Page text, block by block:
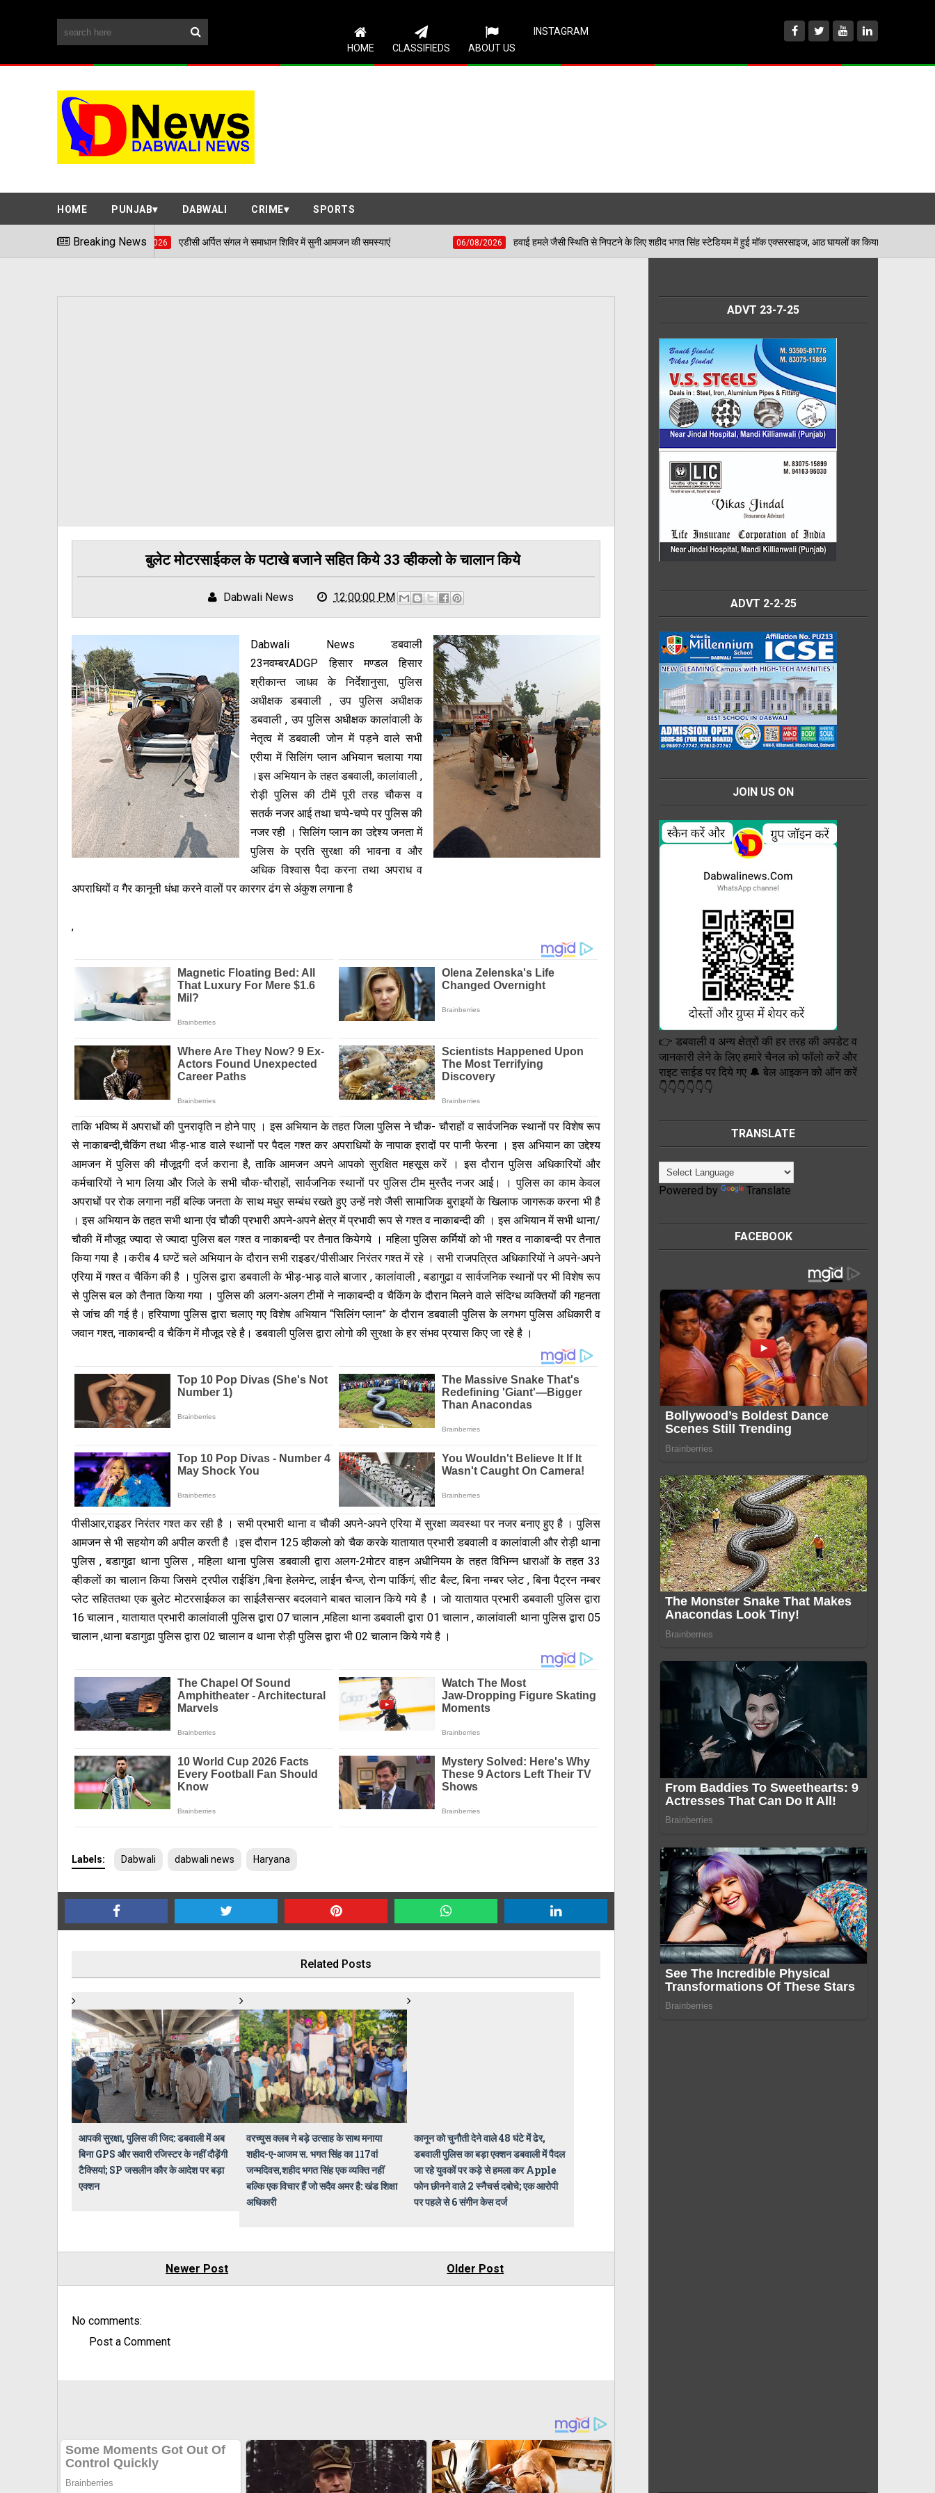
HOME CLASSIFIEDS ABOUT US
INSTAGRAM
HOME PUNJAB DABWALI CRIME SPORTS
Breaking News
06/08/2026 एडीसी अर्पित संगल ने समाधान शिविर में सुनी आमजन की समस्याएं 06/08/2026 हवाई हमले जैसी स्थिति से निपटने के लिए शहीद भगत सिंह स्टेडियम में हुई मॉक एक्सरसाइज, आठ घायलों का किया गया रेस्क्यू
बुलेट मोटरसाईकल के पटाखे बजाने सहित किये 33 व्हीकलो के चालान किये
Dabwali News 12:00:00 PM
Dabwali News डबवाली
23नवम्बरADGP हिसार मण्डल हिसार
श्रीकान्त जाधव के निर्देशानुसा, पुलिस
अधीक्षक डबवाली , उप पुलिस अधीक्षक
डबवाली , उप पुलिस अधीक्षक कालांवाली के
नेतृत्व में डबवाली जोन में पड़ने वाले सभी
एरीया में सिलिंग प्लान अभियान चलाया गया
।इस अभियान के तहत डबवाली, कालांवाली ,
रोड़ी पुलिस की टीमें पूरी तरह चौकस व
सतर्क नजर आई तथा चप्पे-चप्पे पर पुलिस की
नजर रही । सिलिंग प्लान का उद्देश्य जनता में
पुलिस के प्रति सुरक्षा की भावना व और
अधिक विश्वास पैदा करना तथा अपराध व
अपराधियों व गैर कानूनी धंधा करने वालों पर कारगर ढंग से अंकुश लगाना है
,
ताकि भविष्य में अपराधों की पुनरावृति न होने पाए । इस अभियान के तहत जिला पुलिस ने चौक- चौराहों व सार्वजनिक स्थानों पर विशेष रूप
से नाकाबन्दी,चैकिंग तथा भीड़-भाड वाले स्थानों पर पैदल गश्त कर अपराधियों के नापाक इरादों पर पानी फेरना । इस अभियान का उद्देश्य
आमजन में पुलिस की मौजूदगी दर्ज कराना है, ताकि आमजन अपने आपको सुरक्षित महसूस करें । इस दौरान पुलिस अधिकारियों और
कर्मचारियों ने भाग लिया और जिले के सभी चौक-चौराहों, सार्वजनिक स्थानों पर पुलिस टीम मुस्तैद नजर आई। । पुलिस का काम केवल
अपराधों पर रोक लगाना नहीं बल्कि जनता के साथ मधुर सम्बंध रखते हुए उन्हें नशे जैसी सामाजिक बुराइयों के खिलाफ जागरूक करना भी है
। इस अभियान के तहत सभी थाना एंव चौकी प्रभारी अपने-अपने क्षेत्र में प्रभावी रूप से गश्त व नाकाबन्दी की । इस अभियान में सभी थाना/
चौकी में मौजूद ज्यादा से ज्यादा पुलिस बल गश्त व नाकाबन्दी पर तैनात कियेगये । महिला पुलिस कर्मियों को भी गश्त व नाकाबन्दी पर तैनात
किया गया है ।करीब 4 घण्टें चले अभियान के दौरान सभी राइडर/पीसीआर निरंतर गश्त में रहे । सभी राजपत्रित अधिकारियों ने अपने-अपने
एरिया में गश्त व चैकिंग की है । पुलिस द्वारा डबवाली के भीड़-भाड़ वाले बाजार , कालांवाली , बडागुढा व सार्वजनिक स्थानों पर भी विशेष रूप
से पुलिस बल को तैनात किया गया । पुलिस की अलग-अलग टीमों ने नाकाबन्दी व चैकिंग के दौरान मिलने वाले संदिग्ध व्यक्तियों की गहनता
से जांच की गई है। हरियाणा पुलिस द्वारा चलाए गए विशेष अभियान “सिलिंग प्लान” के दौरान डबवाली पुलिस के लगभग पुलिस अधिकारी व
जवान गश्त, नाकाबन्दी व चैकिंग में मौजूद रहे है। डबवाली पुलिस द्वारा लोगो की सुरक्षा के हर संभव प्रयास किए जा रहे है ।
पीसीआर,राइडर निरंतर गश्त कर रही है । सभी प्रभारी थाना व चौकी अपने-अपने एरिया में सुरक्षा व्यवस्था पर नजर बनाए हुए है । पुलिस
आमजन से भी सहयोग की अपील करती है ।इस दौरान 125 व्हीकलो को चैक करके यातायात प्रभारी डबवाली व कालांवाली और रोड़ी थाना
पुलिस , बडागुढा थाना पुलिस , महिला थाना पुलिस डबवाली द्वारा अलग-2मोटर वाहन अधीनियम के तहत विभिन्न धाराओं के तहत 33
व्हीकलों का चालान किया जिसमे ट्रपील राईडिंग ,बिना हेलमेन्ट, लाईन चैन्ज, रोन्ग पार्किगं, सीट बैल्ट, बिना नम्बर प्लेट , बिना पैट्रन नम्बर
प्लेट सहिततथा एक बुलेट मोटरसाईकल का साईलैसन्सर बदलवाने बाबत चालान किये गये है । जो यातायात प्रभारी डबवाली पुलिस द्वारा
16 चालान , यातायात प्रभारी कालांवाली पुलिस द्वारा 07 चालान ,महिला थाना डबवाली द्वारा 01 चालान , कालांवाली थाना पुलिस द्वारा 05
चालान ,थाना बडागुढा पुलिस द्वारा 02 चालान व थाना रोड़ी पुलिस द्वारा भी 02 चालान किये गये है ।
Labels: Dabwali dabwali news Haryana
Related Posts
आपकी सुरक्षा, पुलिस की जिद: डबवाली में अब
बिना GPS और सवारी रजिस्टर के नहीं दौड़ेंगी
टैक्सियां; SP जसलीन कौर के आदेश पर बड़ा
एक्शन
वरच्युस क्लब ने बड़े उत्साह के साथ मनाया
शहीद-ए-आजम स. भगत सिंह का 117वां
जन्मदिवस,शहीद भगत सिंह एक व्यक्ति नहीं
बल्कि एक विचार हैं जो सदैव अमर है: खंड शिक्षा
अधिकारी
कानून को चुनौती देने वाले 48 घंटे में ढेर,
डबवाली पुलिस का बड़ा एक्शन डबवाली में पैदल
जा रहे युवकों पर कड़े से हमला कर Apple
फोन छीनने वाले 2 स्नैचर्स दबोचे; एक आरोपी
पर पहले से 6 संगीन केस दर्ज
Newer Post Older Post
No comments:
Post a Comment
ADVT 23-7-25
ADVT 2-2-25
JOIN US ON
👉 डबवाली व अन्य क्षेत्रों की हर तरह की अपडेट व
जानकारी लेने के लिए हमारे चैनल को फॉलो करें और
राइट साईड पर दिये गए 🔔 बेल आइकन को ऑन करें
👇👇👇👇👇👇
TRANSLATE
Powered by Translate
FACEBOOK